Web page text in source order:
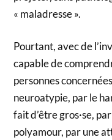
« maladresse ».
Pourtant, avec de
capable de
personnes
neuroatypie, par le
fait d’être gros·se,
polyamour, par une